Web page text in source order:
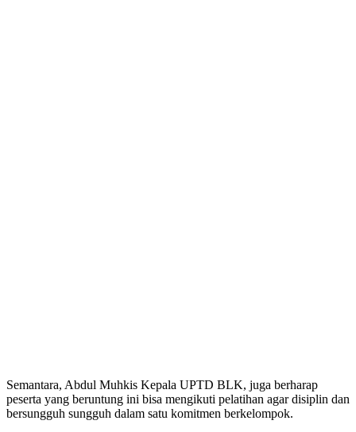
Semantara, Abdul Muhkis Kepala UPTD BLK, juga berharap
peserta yang beruntung ini bisa mengikuti pelatihan agar disiplin dan
bersungguh sungguh dalam satu komitmen berkelompok.